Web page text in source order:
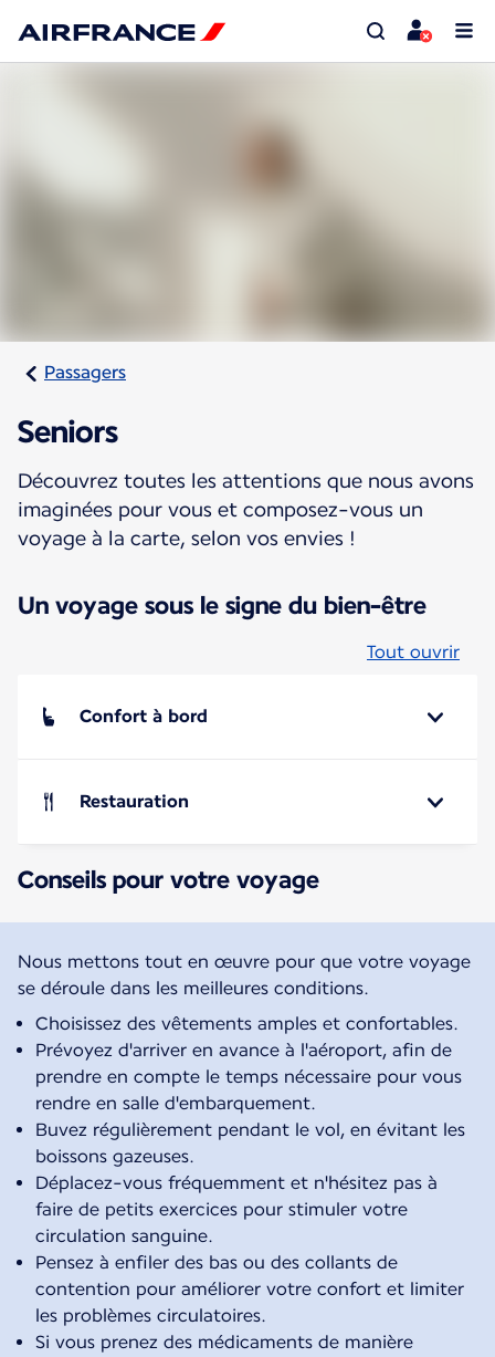
Passagers
Seniors
Découvrez toutes les attentions que nous avons
imaginées pour vous et composez-vous un
voyage à la carte, selon vos envies !
Un voyage sous le signe du bien-être
Tout ouvrir
Confort à bord
Restauration
Conseils pour votre voyage
Nous mettons tout en œuvre pour que votre voyage
Choisissez des vêtements amples et confortables.
Prévoyez d'arriver en avance à l'aéroport, afin de
prendre en compte le temps nécessaire pour vous
rendre en salle d'embarquement.
Buvez régulièrement pendant le vol, en évitant les
boissons gazeuses.
Déplacez-vous fréquemment et n'hésitez pas à
faire de petits exercices pour stimuler votre
circulation sanguine.
Pensez à enfiler des bas ou des collants de
contention pour améliorer votre confort et limiter
les problèmes circulatoires.
Si vous prenez des médicaments de manière